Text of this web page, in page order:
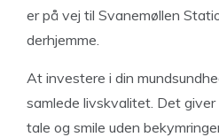
er på vej til Svanemøllen
derhjemme.
At investere i din
samlede livskvalitet. Det
tale og smile uden